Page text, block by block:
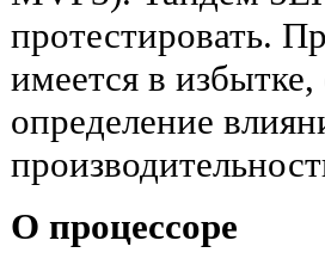
протестировать.
имеется в
определение
О процессоре